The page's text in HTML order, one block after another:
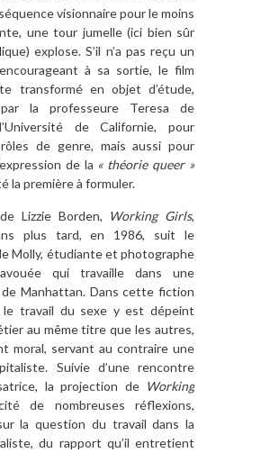
visionnaire pour le moins
une tour jumelle (ici bien sûr
explose. S’il n’a pas reçu un
à sa sortie, le film
transformé en objet d’étude,
la professeure Teresa de
de Californie, pour
de genre, mais aussi pour
de la « théorie queer »
la première à formuler.
Lizzie Borden, Working Girls,
plus tard, en 1986, suit le
Molly, étudiante et photographe
qui travaille dans une
de Manhattan. Dans cette fiction
le travail du sexe y est dépeint
au même titre que les autres,
moral, servant au contraire une
Suivie d’une rencontre
la projection de Working
de nombreuses réflexions,
la question du travail dans la
du rapport qu’il entretient